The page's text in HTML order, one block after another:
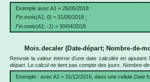
Exemple avec A1 = 25/05/2018 :
Fin.mois(A1; 0) = 31/05/2018 ;
Fin.mois(A1; -1) = 30/04/2018
Mois.decaler (Date-départ; Nombre-de-
Renvoie lavaleur interne d’une date calculée en ajoutant
départ. Le calcul ne tient pas compte des jours. Nombre-
Exemple : avec A2 = 31/12/2016, dans une cellule Date